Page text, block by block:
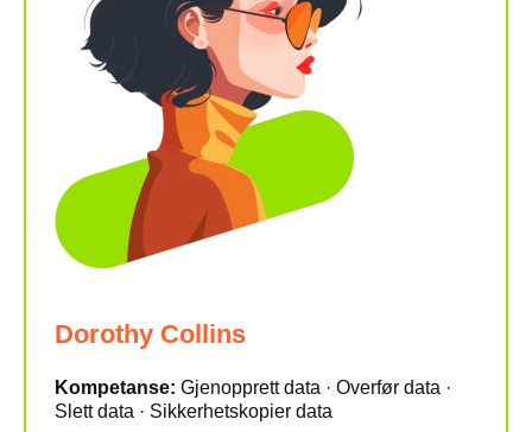
Dorothy Collins
Kompetanse: Gjenopprett data · Overfør data ·
Slett data · Sikkerhetskopier data